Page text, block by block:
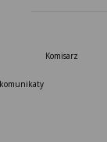
Komisarz